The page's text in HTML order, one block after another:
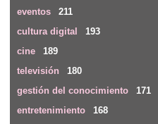
eventos
211
cultura digital
193
cine
189
televisión
180
gestión del conocimiento
171
entretenimiento
168